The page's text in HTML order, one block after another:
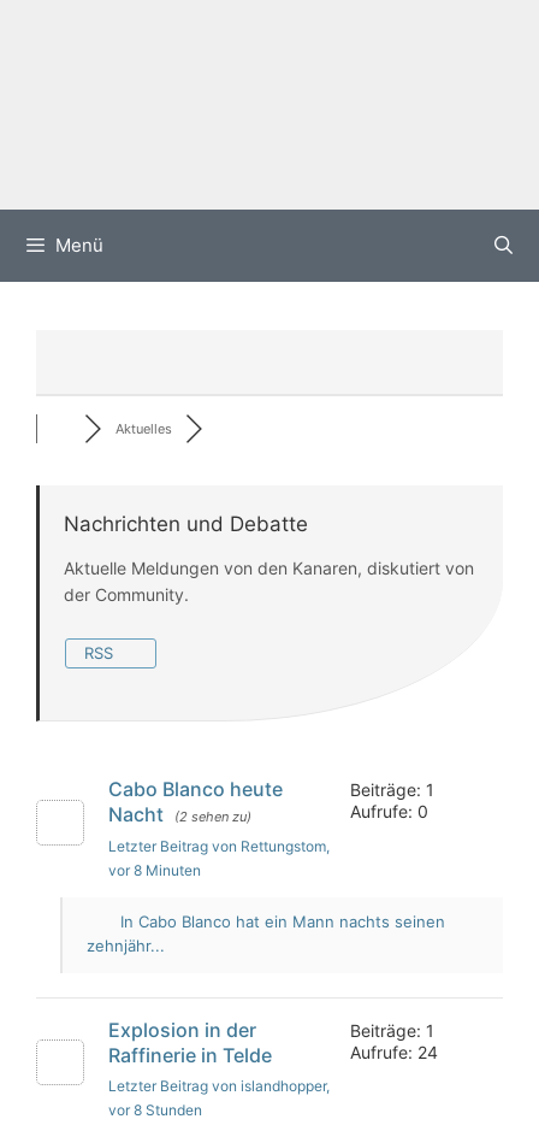
Menü
Aktuelles
Nachrichten und Debatte
Aktuelle Meldungen von den Kanaren, diskutiert von
der Community.
RSS
Cabo Blanco heute
Nacht
(2 sehen zu)
Letzter Beitrag von Rettungstom,
vor 8 Minuten
Beiträge: 1
Aufrufe: 0
In Cabo Blanco hat ein Mann nachts seinen
zehnjähr...
Explosion in der
Raffinerie in Telde
Letzter Beitrag von islandhopper,
vor 8 Stunden
Beiträge: 1
Aufrufe: 24